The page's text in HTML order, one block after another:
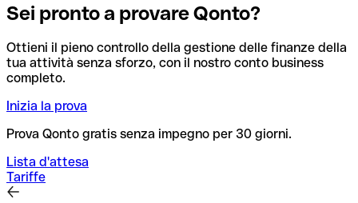
Sei pronto a provare Qonto?
Ottieni il pieno controllo della gestione delle finanze della
tua attività senza sforzo, con il nostro conto business
completo.
Inizia la prova
Prova Qonto gratis senza impegno per 30 giorni.
Lista d'attesa
Tariffe